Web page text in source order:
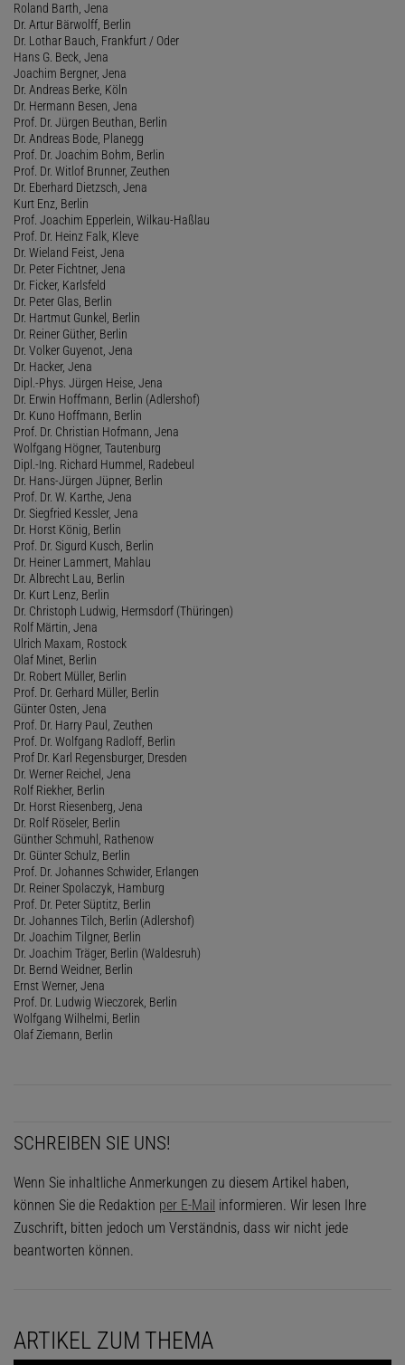
Roland Barth, Jena
Dr. Artur Bärwolff, Berlin
Dr. Lothar Bauch, Frankfurt / Oder
Hans G. Beck, Jena
Joachim Bergner, Jena
Dr. Andreas Berke, Köln
Dr. Hermann Besen, Jena
Prof. Dr. Jürgen Beuthan, Berlin
Dr. Andreas Bode, Planegg
Prof. Dr. Joachim Bohm, Berlin
Prof. Dr. Witlof Brunner, Zeuthen
Dr. Eberhard Dietzsch, Jena
Kurt Enz, Berlin
Prof. Joachim Epperlein, Wilkau-Haßlau
Prof. Dr. Heinz Falk, Kleve
Dr. Wieland Feist, Jena
Dr. Peter Fichtner, Jena
Dr. Ficker, Karlsfeld
Dr. Peter Glas, Berlin
Dr. Hartmut Gunkel, Berlin
Dr. Reiner Güther, Berlin
Dr. Volker Guyenot, Jena
Dr. Hacker, Jena
Dipl.-Phys. Jürgen Heise, Jena
Dr. Erwin Hoffmann, Berlin (Adlershof)
Dr. Kuno Hoffmann, Berlin
Prof. Dr. Christian Hofmann, Jena
Wolfgang Högner, Tautenburg
Dipl.-Ing. Richard Hummel, Radebeul
Dr. Hans-Jürgen Jüpner, Berlin
Prof. Dr. W. Karthe, Jena
Dr. Siegfried Kessler, Jena
Dr. Horst König, Berlin
Prof. Dr. Sigurd Kusch, Berlin
Dr. Heiner Lammert, Mahlau
Dr. Albrecht Lau, Berlin
Dr. Kurt Lenz, Berlin
Dr. Christoph Ludwig, Hermsdorf (Thüringen)
Rolf Märtin, Jena
Ulrich Maxam, Rostock
Olaf Minet, Berlin
Dr. Robert Müller, Berlin
Prof. Dr. Gerhard Müller, Berlin
Günter Osten, Jena
Prof. Dr. Harry Paul, Zeuthen
Prof. Dr. Wolfgang Radloff, Berlin
Prof Dr. Karl Regensburger, Dresden
Dr. Werner Reichel, Jena
Rolf Riekher, Berlin
Dr. Horst Riesenberg, Jena
Dr. Rolf Röseler, Berlin
Günther Schmuhl, Rathenow
Dr. Günter Schulz, Berlin
Prof. Dr. Johannes Schwider, Erlangen
Dr. Reiner Spolaczyk, Hamburg
Prof. Dr. Peter Süptitz, Berlin
Dr. Johannes Tilch, Berlin (Adlershof)
Dr. Joachim Tilgner, Berlin
Dr. Joachim Träger, Berlin (Waldesruh)
Dr. Bernd Weidner, Berlin
Ernst Werner, Jena
Prof. Dr. Ludwig Wieczorek, Berlin
Wolfgang Wilhelmi, Berlin
Olaf Ziemann, Berlin
SCHREIBEN SIE UNS!
Wenn Sie inhaltliche Anmerkungen zu diesem Artikel haben,
können Sie die Redaktion per E-Mail informieren. Wir lesen Ihre
Zuschrift, bitten jedoch um Verständnis, dass wir nicht jede
beantworten können.
ARTIKEL ZUM THEMA